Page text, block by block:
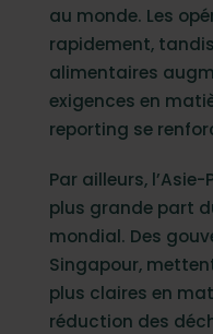
au monde. Les
rapidement,
alimentaires
exigences en
reporting se
Par ailleurs,
plus grande part
mondial. Des
Singapour,
plus claires en
réduction des